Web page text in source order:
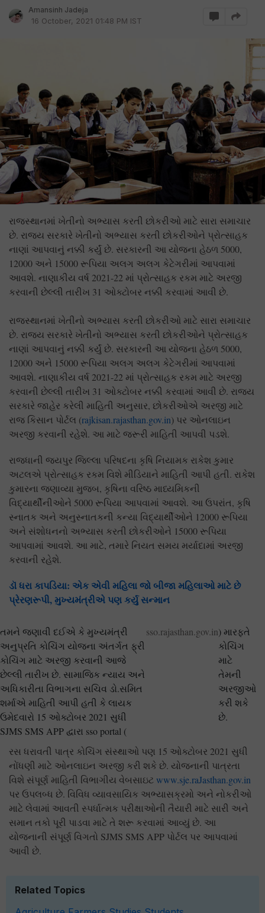
Amansinh Jadeja
16 October, 2021 01:48 PM IST
રાજસ્થાનમાં ખેતીનો અભ્યાસ કરતી છોકરીઓ માટે સારા સમાચાર
છે. રાજ્ય સરકારે ખેતીનો અભ્યાસ કરતી છોકરીઓને પ્રોત્સાહક
નાણાં આપવાનું નક્કી કર્યું છે. સરકારની આ યોજના હેઠળ 5000,
12000 અને 15000 રૂપિયા અલગ અલગ કેટેગરીમાં આપવામાં
આવશે. નાણાકીય વર્ષ 2021-22 માં પ્રોત્સાહક રકમ માટે અરજી
કરવાની છેલ્લી તારીખ 31 ઓક્ટોબર નક્કી કરવામાં આવી છે.
રાજસ્થાનમાં ખેતીનો અભ્યાસ કરતી છોકરીઓ માટે સારા સમાચાર
છે. રાજ્ય સરકારે ખેતીનો અભ્યાસ કરતી છોકરીઓને પ્રોત્સાહક
નાણાં આપવાનું નક્કી કર્યું છે. સરકારની આ યોજના હેઠળ 5000,
12000 અને 15000 રૂપિયા અલગ અલગ કેટેગરીમાં આપવામાં
આવશે. નાણાકીય વર્ષ 2021-22 માં પ્રોત્સાહક રકમ માટે અરજી
કરવાની છેલ્લી તારીખ 31 ઓક્ટોબર નક્કી કરવામાં આવી છે. રાજ્ય
સરકારે જાહેર કરેલી માહિતી અનુસાર, છોકરીઓએ અરજી માટે
રાજ કિસાન પોર્ટલ (rajkisan.rajasthan.gov.in) પર ઓનલાઇન
અરજી કરવાની રહેશે. આ માટે જરૂરી માહિતી આપવી પડશે.
રાજધાની જયપુર જિલ્લા પરિષદના કૃષિ નિયામક રાકેશ કુમાર
અટલએ પ્રોત્સાહક રકમ વિશે મીડિયાને માહિતી આપી હતી. રાકેશ
કુમારના જણાવ્યા મુજબ, કૃષિના વરિષ્ઠ માધ્યમિકની
વિદ્યાર્થીનીઓને 5000 રૂપિયા આપવામાં આવશે. આ ઉપરાંત, કૃષિ
સ્નાતક અને અનુસ્નાતકની કન્યા વિદ્યાર્થીઓને 12000 રૂપિયા
અને સંશોધનનો અભ્યાસ કરતી છોકરીઓને 15000 રૂપિયા
આપવામાં આવશે. આ માટે, તમારે નિયત સમય મર્યાદામાં અરજી
કરવાની રહેશે.
ડૉ ધરા કાપડિયા: એક એવી મહિલા જો બીજા મહિલાઓ માટે છે
પ્રેરણરૂપી, મુખ્યમંત્રીએ પણ કર્યુ સન્માન
તમને જણાવી દઈએ કે મુખ્યમંત્રી
અનુપ્રતિ કોચિંગ યોજના અંતર્ગત ફ્રી
કોચિંગ માટે અરજી કરવાની આજે
છેલ્લી તારીખ છે. સામાજિક ન્યાય અને
અધિકારીતા વિભાગના સચિવ ડો.સમિત
શર્માએ માહિતી આપી હતી કે લાયક
ઉમેદવારો 15 ઓક્ટોબર 2021 સુધી
SJMS SMS APP દ્વારા sso portal (
sso.rajasthan.gov.in) મારફતે
કોચિંગ
માટે
તેમની
અરજીઓ
કરી શકે
છે.
રસ ધરાવતી પાત્ર કોચિંગ સંસ્થાઓ પણ 15 ઓક્ટોબર 2021 સુધી
નોંધણી માટે ઓનલાઇન અરજી કરી શકે છે. યોજનાની પાત્રતા
વિશે સંપૂર્ણ માહિતી વિભાગીય વેબસાઇટ www.sje.raJasthan.gov.in
પર ઉપલબ્ધ છે. વિવિધ વ્યાવસાયિક અભ્યાસક્રમો અને નોકરીઓ
માટે લેવામાં આવતી સ્પર્ધાત્મક પરીક્ષાઓની તૈયારી માટે સારી અને
સમાન તકો પૂરી પાડવા માટે તે શરૂ કરવામાં આવ્યું છે. આ
યોજનાની સંપૂર્ણ વિગતો SJMS SMS APP પોર્ટલ પર આપવામાં
આવી છે.
Related Topics